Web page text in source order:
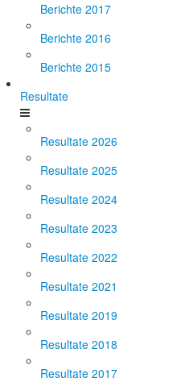
Berichte 2017
Berichte 2016
Berichte 2015
Resultate
Resultate 2026
Resultate 2025
Resultate 2024
Resultate 2023
Resultate 2022
Resultate 2021
Resultate 2019
Resultate 2018
Resultate 2017